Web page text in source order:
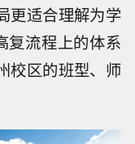
更适合理解为学
复流程上的体系
校区的班型、师